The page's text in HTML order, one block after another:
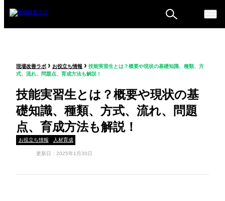
ム
現場改善ラボ › お役立ち情報 › 技能実習生とは？概要や現状の基礎知識、種類、方
式、流れ、問題点、育成方法も解説！
技能実習生とは？概要や現状の基
礎知識、種類、方式、流れ、問題
点、育成方法も解説！
お役立ち情報 人材育成
更新日：2025年1月30日